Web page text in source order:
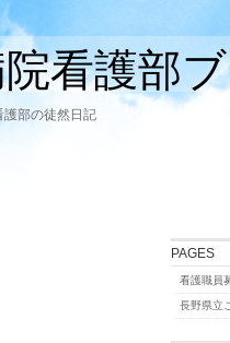
看護部
護部の徒然日記
PAGES
看護職員
長野県立